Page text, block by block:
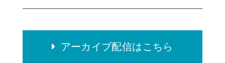
アーカイブ配信はこちら